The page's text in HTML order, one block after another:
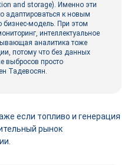
and storage). Именно эти
адаптироваться к новым
бизнес-­модель. При этом
интеллектуальное
аналитика тоже
потому что без данных
выбросов просто
Тадевосян.
если топливо и генерация
рынок